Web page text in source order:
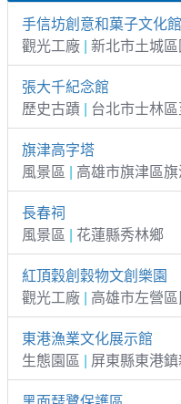
手信坊創意和菓子文化館
觀光工廠
新北市土城
張大千紀念館
歷史古蹟
台北市士林
旗津高字塔
風景區
高雄市旗津區
長春祠
風景區
花蓮縣秀林鄉
紅頂穀創穀物文創樂園
觀光工廠
高雄市左營
東港漁業文化展示館
生態園區
屏東縣東港